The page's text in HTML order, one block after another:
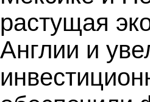
растущая
Англии и